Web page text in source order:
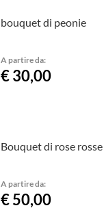
bouquet di peonie
A partire da:
€ 30,00
Bouquet di rose
A partire da:
€ 50,00